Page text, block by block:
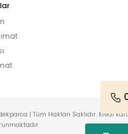
| Tüm Hakları Saklıdır. Kredi